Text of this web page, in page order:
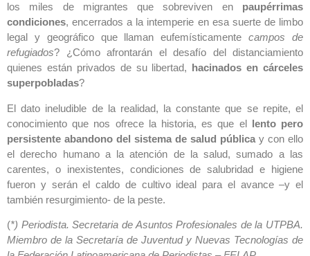
los miles de migrantes que sobreviven en paupérrimas
condiciones, encerrados a la intemperie en esa suerte de limbo
legal y geográfico que llaman eufemísticamentecampos de
refugiados? ¿Cómo afrontarán el desafío del distanciamiento
quienes están privados de su libertad, hacinados en cárceles
superpobladas?
El dato ineludible de la realidad, la constante que se repite, el
conocimiento que nos ofrece la historia, es que el lento pero
persistente abandono del sistema de salud pública y con ello
el derecho humano a la atención de la salud, sumado a las
carentes, o inexistentes, condiciones de salubridad e higiene
fueron y serán el caldo de cultivo ideal para el avance –y el
también resurgimiento- de la peste.
(*) Periodista. Secretaria de Asuntos Profesionales de la UTPBA.
Miembro de la Secretaría de Juventud y Nuevas Tecnologías de